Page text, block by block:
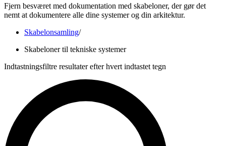
Fjern besværet med dokumentation med skabeloner, der gør det
nemt at dokumentere alle dine systemer og din arkitektur.
Skabelonsamling/
Skabeloner til tekniske systemer
Indtastningsfiltre resultater efter hvert indtastet tegn